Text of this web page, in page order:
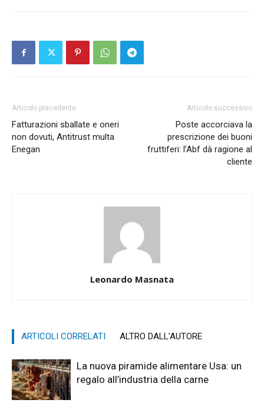
Articolo precedente
Fatturazioni sballate e oneri
non dovuti, Antitrust multa
Enegan
Articolo successivo
Poste accorciava la
prescrizione dei buoni
fruttiferi: l’Abf dà ragione al
cliente
Leonardo Masnata
ARTICOLI CORRELATI ALTRO DALL'AUTORE
La nuova piramide alimentare Usa: un
regalo all’industria della carne